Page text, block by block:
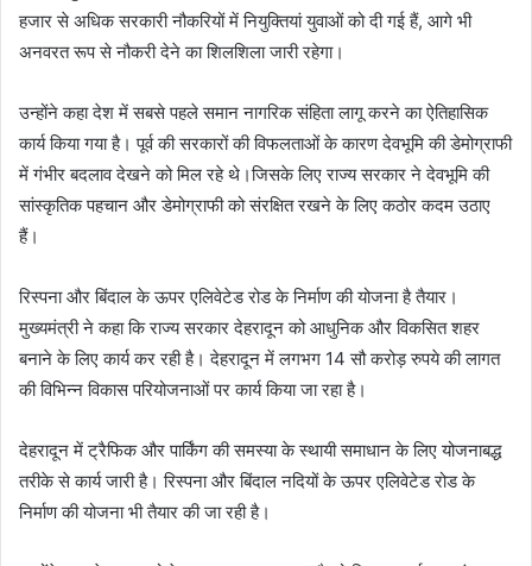
हजार से अधिक सरकारी नौकरियों में नियुक्तियां युवाओं को दी गई हैं, आगे भी
अनवरत रूप से नौकरी देने का शिलशिला जारी रहेगा।
उन्होंने कहा देश में सबसे पहले समान नागरिक संहिता लागू करने का ऐतिहासिक
कार्य किया गया है। पूर्व की सरकारों की विफलताओं के कारण देवभूमि की डेमोग्राफी
में गंभीर बदलाव देखने को मिल रहे थे।जिसके लिए राज्य सरकार ने देवभूमि की
सांस्कृतिक पहचान और डेमोग्राफी को संरक्षित रखने के लिए कठोर कदम उठाए
हैं।
रिस्पना और बिंदाल के ऊपर एलिवेटेड रोड के निर्माण की योजना है तैयार।
मुख्यमंत्री ने कहा कि राज्य सरकार देहरादून को आधुनिक और विकसित शहर
बनाने के लिए कार्य कर रही है। देहरादून में लगभग 14 सौ करोड़ रुपये की लागत
की विभिन्न विकास परियोजनाओं पर कार्य किया जा रहा है।
देहरादून में ट्रैफिक और पार्किंग की समस्या के स्थायी समाधान के लिए योजनाबद्ध
तरीके से कार्य जारी है। रिस्पना और बिंदाल नदियों के ऊपर एलिवेटेड रोड के
निर्माण की योजना भी तैयार की जा रही है।